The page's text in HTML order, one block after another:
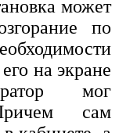
может
по
на экране
мог
сам